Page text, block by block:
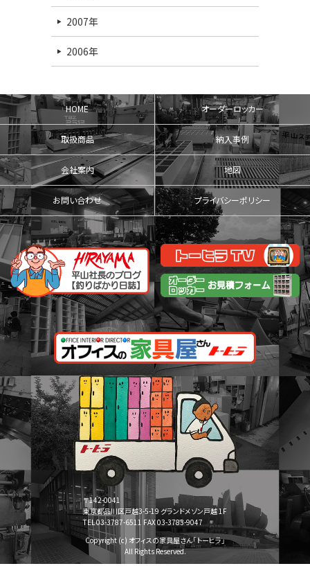
2007年
2006年
HOME オーダーロッカー
取扱商品 納入事例
会社案内 地図
お問い合わせ プライバシーポリシー
〒142-0041
東京都品川区戸越3-5-19 グランドメゾン戸越 1F
TEL 03-3787-6511 FAX 03-3783-9047
Copyright (c) オフィスの家具屋さん「トーヒラ」
All Rights Reserved.